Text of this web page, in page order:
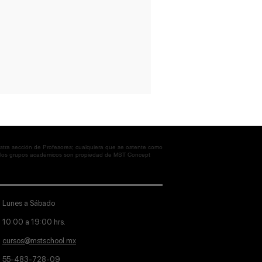
sección de Profesores; cualquiera que se ostente como
grupos académicos son propiedad de MST Concept
Lunes a Sábado
10:00 a 19:00 hrs.
cursos@mstschool.mx
55-483-728-09